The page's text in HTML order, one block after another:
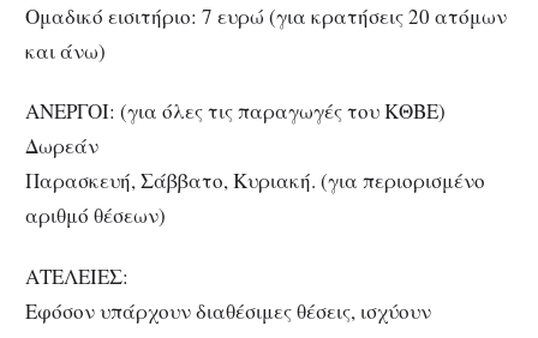
Ομαδικό εισιτήριο: 7 ευρώ (για κρατήσεις 20 ατόμων
και άνω)
ΑΝΕΡΓΟΙ: (για όλες τις παραγωγές του ΚΘΒΕ)
Δωρεάν
Παρασκευή, Σάββατο, Κυριακή. (για περιορισμένο
αριθμό θέσεων)
ΑΤΕΛΕΙΕΣ:
Εφόσον υπάρχουν διαθέσιμες θέσεις, ισχύουν